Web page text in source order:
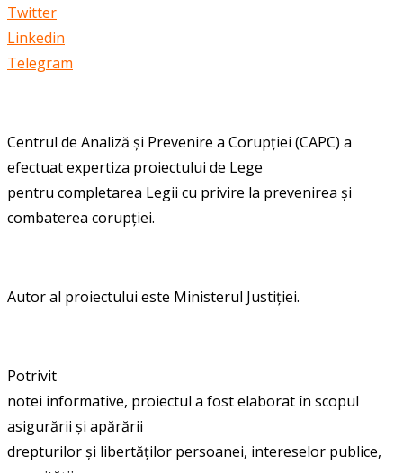
Twitter
Linkedin
Telegram
Centrul de Analiză și Prevenire a Corupției (CAPC) a
efectuat expertiza proiectului de Lege
pentru completarea Legii cu privire la prevenirea și
combaterea corupției.
Autor al proiectului este Ministerul Justiției.
Potrivit
notei informative, proiectul a fost elaborat în scopul
asigurării și apărării
drepturilor și libertăților persoanei, intereselor publice,